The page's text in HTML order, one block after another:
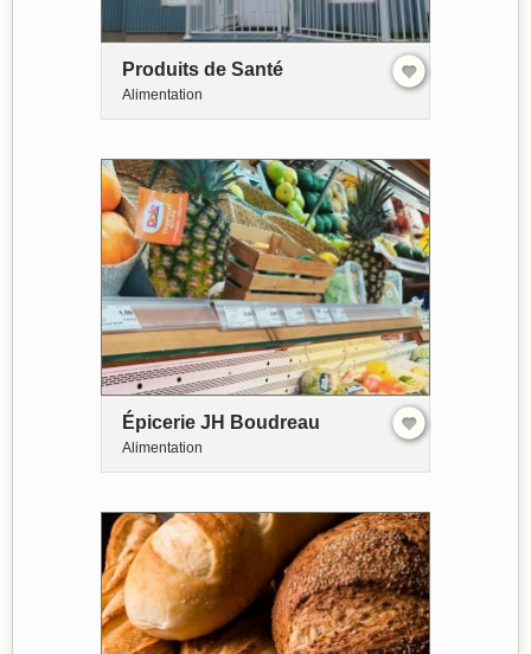
Produits de Santé
Alimentation
Épicerie JH Boudreau
Alimentation